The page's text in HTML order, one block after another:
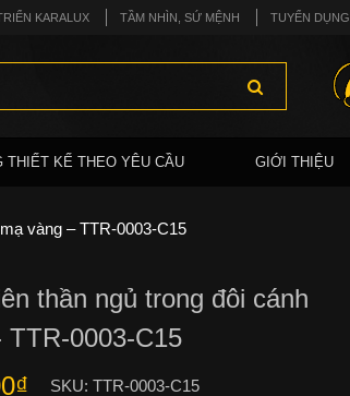
KARALUX TẦM NHÌN, SỨ MỆNH TUYỂN DỤNG
THIẾT KẾ THEO YÊU CẦU GIỚI THIỆU
vàng – TTR-0003-C15
thần ngủ trong đôi cánh
TTR-0003-C15
₫ SKU: TTR-0003-C15